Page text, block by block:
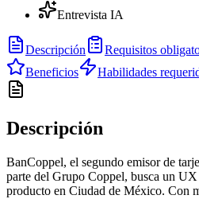
Entrevista IA
Descripción Requisitos
Beneficios
Habilidades
Descripción
BanCoppel, el segundo emisor de
parte del Grupo Coppel, busca un
producto en Ciudad de México. Con